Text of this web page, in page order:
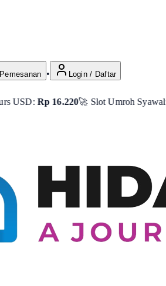
• Login / Daftar
🚀 Slot Umroh Syawal:Tersisa 8